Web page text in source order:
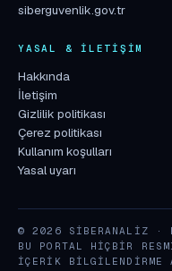
siberguvenlik.gov.tr
YASAL & İLETIŞIM
Hakkında
İletişim
Gizlilik politikası
Çerez politikası
Kullanım koşulları
Yasal uyarı
© 2026 SIBERANALIZ ·
BU PORTAL HIÇBIR
İÇERIK BILGILENDIRME